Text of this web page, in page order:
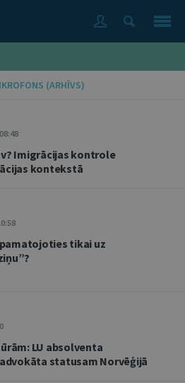
(ARHĪVS)
Imigrācijas kontrole
kontekstā
tikai uz
LU absolventa
statusam Norvēģijā